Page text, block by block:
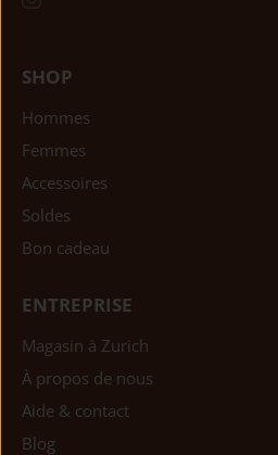
SHOP
Hommes
Femmes
Accessoires
Soldes
Bon cadeau
ENTREPRISE
Magasin à Zurich
À propos de nous
Aide & contact
Blog